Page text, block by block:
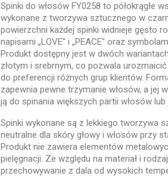
Spinki do włosów FY0258 to półokrągłe
wykonane z tworzywa sztucznego w
powierzchni każdej spinki widnieje gęsto
napisami „LOVE" i „PEACE" oraz
Produkt dostępny jest w dwóch
złotym i srebrnym, co pozwala
do preferencji różnych grup klientów.
zapewnia pewne trzymanie włosów, a jej
ją do spinania większych partii włosów
Spinki wykonane są z lekkiego tworzywa
neutralne dla skóry głowy i włosów przy
Produkt nie zawiera elementów
pielęgnacji. Ze względu na materiał i
przechowywanie z dala od wysokich